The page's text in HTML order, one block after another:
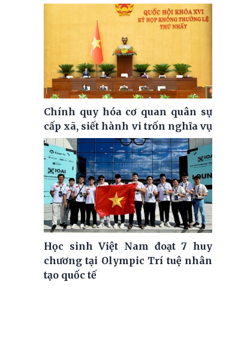
Chính quy hóa cơ quan quân sự
cấp xã, siết hành vi trốn nghĩa vụ
Học sinh Việt Nam đoạt 7 huy
chương tại Olympic Trí tuệ nhân
tạo quốc tế